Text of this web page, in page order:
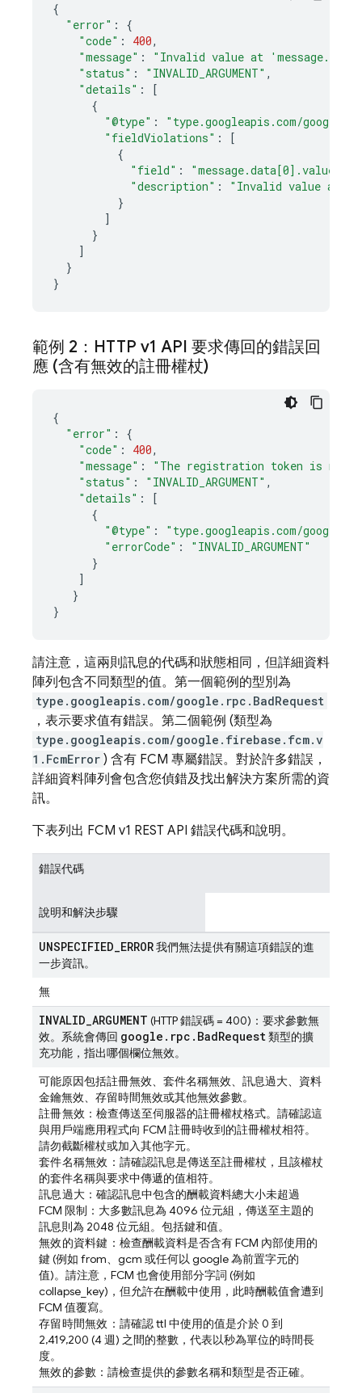
{
"error" :
{
"code" : 400,
"message" :
"Invalid value at
"status" : "INVALID_ARGUMENT" ,
"details" :
[
{
"@type" :
"type.googleapis.com/
"fieldViolations" :
[
{
"field" : "message.data[0].value"
"description" :
"Invalid value at
}
]
}
]
}
}
範例 2：HTTP v1 API 要求傳回的錯誤回
應 (含有無效的註冊權杖)
{
"error" :
{
"code" : 400,
"message" :
"The registration token is not
"status" : "INVALID_ARGUMENT" ,
"details" :
[
{
"@type" :
"type.googleapis.com/
"errorCode" :
"INVALID_ARGUMENT"
}
]
}
}
請注意，這兩則訊息的代碼和狀態相同，但詳細資料
陣列包含不同類型的值。第一個範例的型別為
type.googleapis.com/google.rpc.BadRequest
，表示要求值有錯誤。第二個範例 (類型為
type.googleapis.com/google.firebase.fcm.v
1.FcmError ) 含有 FCM 專屬錯誤。對於許多錯誤，
詳細資料陣列會包含您偵錯及找出解決方案所需的資
訊。
下表列出 FCM v1 REST API 錯誤代碼和說明。
錯誤代碼
說明和解決步驟
UNSPECIFIED_ERROR我們無法提供有關這項錯誤的進
一步資訊。
無
INVALID_ARGUMENT (HTTP 錯誤碼 = 400)：要求參數無
效。系統會傳回 google . rpc . BadRequest類型的擴
充功能，指出哪個欄位無效。
可能原因包括註冊無效、套件名稱無效、訊息過大、資料
金鑰無效、存留時間無效或其他無效參數。
註冊無效 ：檢查傳送至伺服器的註冊權杖格式。請確認這
與用戶端應用程式向 FCM 註冊時收到的註冊權杖相符。
請勿截斷權杖或加入其他字元。
套件名稱無效 ：請確認訊息是傳送至註冊權杖，且該權杖
的套件名稱與要求中傳遞的值相符。
訊息過大 ：確認訊息中包含的酬載資料總大小未超過
FCM 限制：大多數訊息為 4096 位元組，傳送至主題的
訊息則為 2048 位元組。包括鍵和值。
無效的資料鍵 ：檢查酬載資料是否含有 FCM 內部使用的
鍵 (例如 from、gcm 或任何以 google 為前置字元的
值)。請注意，FCM 也會使用部分字詞 (例如
collapse_key)，但允許在酬載中使用，此時酬載值會遭到
FCM 值覆寫。
存留時間無效 ：請確認 ttl 中使用的值是介於 0 到
2,419,200 (4 週) 之間的整數，代表以秒為單位的時間長
度。
無效的參數 ：請檢查提供的參數名稱和類型是否正確。